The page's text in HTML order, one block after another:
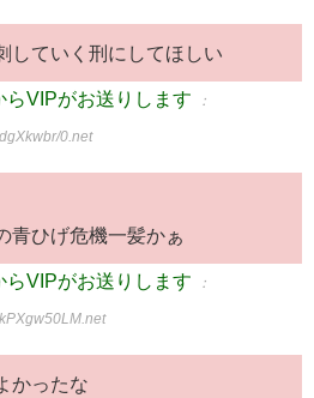
していく刑にしてほしい
らVIPがお送りします ：
0.net
青ひげ危機一髪かぁ
らVIPがお送りします ：
かったな